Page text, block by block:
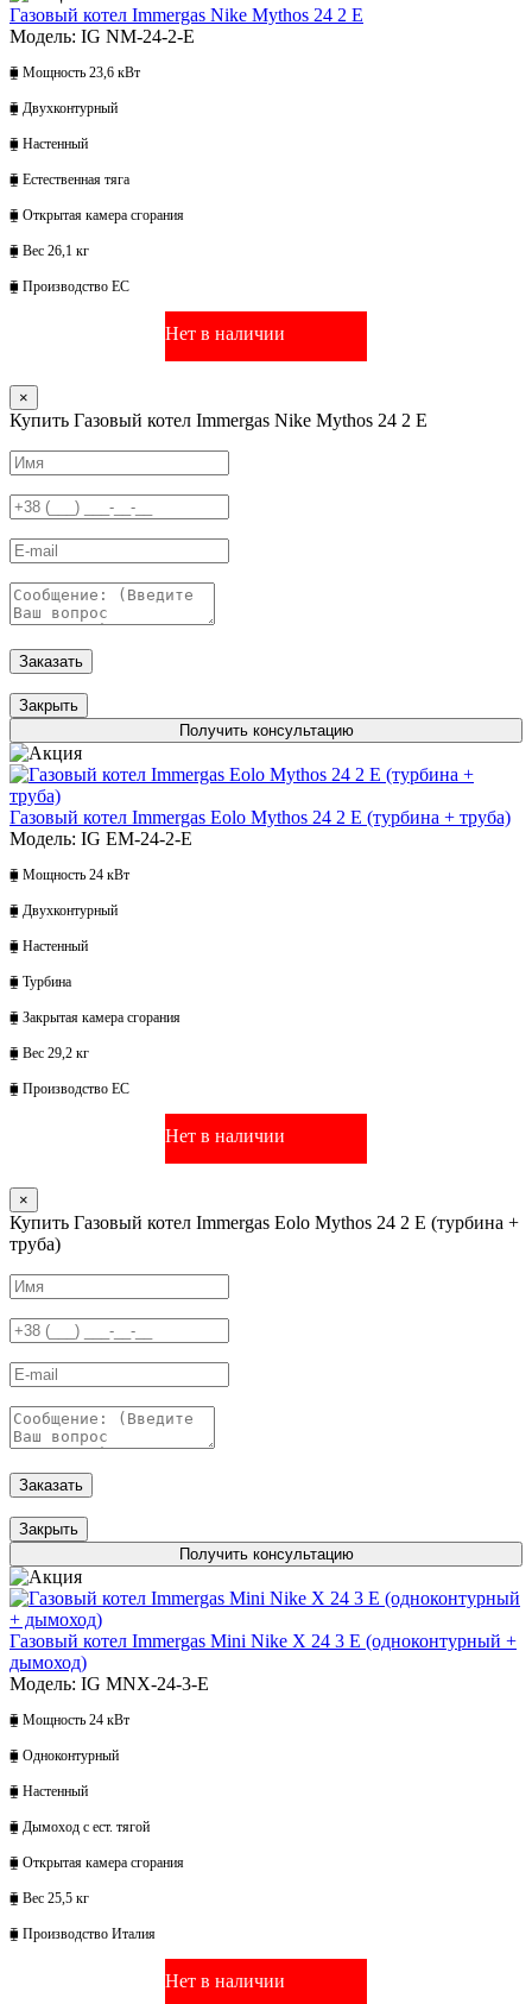
Газовый котел Immergas Nike Mythos 24 2 Е
Модель: IG NM-24-2-Е
⧯ Мощность 23,6 кВт
⧯ Двухконтурный
⧯ Настенный
⧯ Естественная тяга
⧯ Открытая камера сгорания
⧯ Вес 26,1 кг
⧯ Производство ЕС
Нет в наличии
×
Купить Газовый котел Immergas Nike Mythos 24 2 Е
Заказать
Закрыть
Получить консультацию
Газовый котел Immergas Eolo Mythos 24 2 Е (турбина + труба)
Модель: IG EM-24-2-E
⧯ Мощность 24 кВт
⧯ Двухконтурный
⧯ Настенный
⧯ Турбина
⧯ Закрытая камера сгорания
⧯ Вес 29,2 кг
⧯ Производство ЕС
Нет в наличии
×
Купить Газовый котел Immergas Eolo Mythos 24 2 Е (турбина +
труба)
Заказать
Закрыть
Получить консультацию
Газовый котел Immergas Mini Nike X 24 3 E (одноконтурный +
дымоход)
Модель: IG MNX-24-3-E
⧯ Мощность 24 кВт
⧯ Одноконтурный
⧯ Настенный
⧯ Дымоход с ест. тягой
⧯ Открытая камера сгорания
⧯ Вес 25,5 кг
⧯ Производство Италия
Нет в наличии